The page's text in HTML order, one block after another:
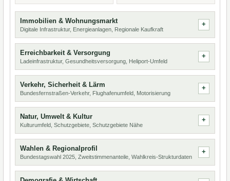
Immobilien & Wohnungsmarkt
Digitale Infrastruktur, Energieanlagen, Regionale Kaufkraft
Erreichbarkeit & Versorgung
Ladeinfrastruktur, Gesundheitsversorgung, Heliport-Umfeld
Verkehr, Sicherheit & Lärm
Bundesfernstraßen-Verkehr, Flughafenumfeld, Motorisierung
Natur, Umwelt & Kultur
Kulturumfeld, Schutzgebiete, Schutzgebiete Nähe
Wahlen & Regionalprofil
Bundestagswahl 2025, Zweitstimmenanteile, Wahlkreis-Strukturdaten